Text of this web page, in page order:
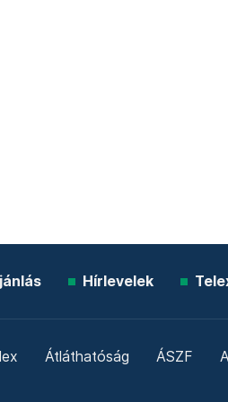
Hírlevelek
Átláthatóság ÁSZF